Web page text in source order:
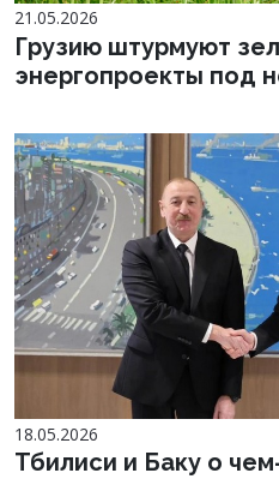
21.05.2026
Грузию штурмуют
энергопроекты под
18.05.2026
Тбилиси и Баку о